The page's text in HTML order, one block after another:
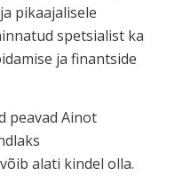
pikaajalisele
spetsialist ka
ja finantside
peavad Ainot
alati kindel olla.